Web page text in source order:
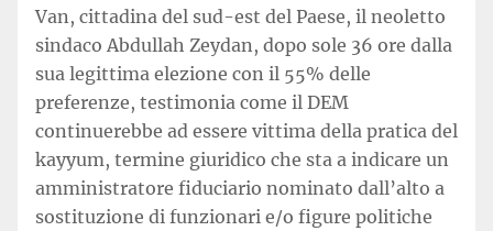
Van, cittadina del sud-est del Paese, il neoletto
sindaco Abdullah Zeydan, dopo sole 36 ore dalla
sua legittima elezione con il 55% delle
preferenze, testimonia come il DEM
continuerebbe ad essere vittima della pratica del
kayyum, termine giuridico che sta a indicare un
amministratore fiduciario nominato dall’alto a
sostituzione di funzionari e/o figure politiche